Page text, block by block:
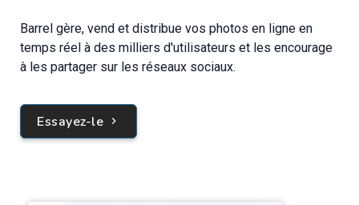
Barrel gère, vend et distribue vos photos en ligne en
temps réel à des milliers d'utilisateurs et les encourage
à les partager sur les réseaux sociaux.
Essayez-le